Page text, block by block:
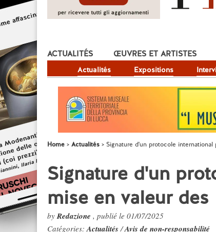
ACTUALITÉS
Actualités Expositions
ŒUVRES ET ARTISTES
Home Actualités Signature d'un protocole
Signature d'un
mise en valeur
byRedazione , publié le 01/07/2025
Catégories:Actualités/Avis de non-responsabilité